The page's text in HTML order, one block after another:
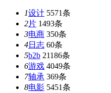
1设计 5571条
2片 1493条
3电商 350条
4日志 60条
5b2b 21186条
6游戏 4049条
7轴承 369条
8电影 5451条